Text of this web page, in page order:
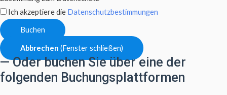
Ich akzeptiere die Datenschutzbestimmungen
Buchen
Abbrechen (Fenster schließen)
— Oder buchen Sie über eine der
folgenden Buchungsplattformen